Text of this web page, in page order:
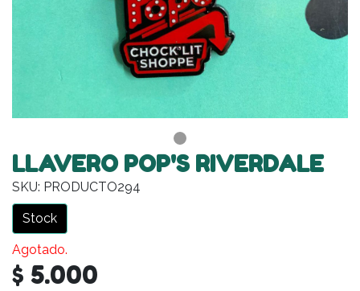
LLAVERO POP'S RIVERDALE
SKU: PRODUCTO294
Stock
Agotado.
$ 5.000